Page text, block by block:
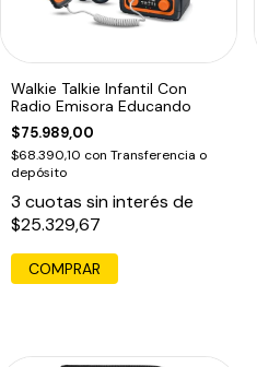
Walkie Talkie Infantil Con
Radio Emisora Educando
$75.989,00
$68.390,10 con Transferencia o
depósito
3 cuotas sin interés de
$25.329,67
COMPRAR